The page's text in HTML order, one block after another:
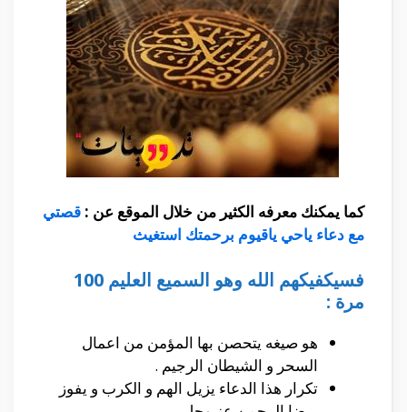
كما يمكنك معرفه الكثير من خلال الموقع عن : قصتي
مع دعاء ياحي ياقيوم برحمتك استغيث
فسيكفيكهم الله وهو السميع العليم 100
مرة :
هو صيغه يتحصن بها المؤمن من اعمال
السحر و الشيطان الرجيم .
تكرار هذا الدعاء يزيل الهم و الكرب و يفوز